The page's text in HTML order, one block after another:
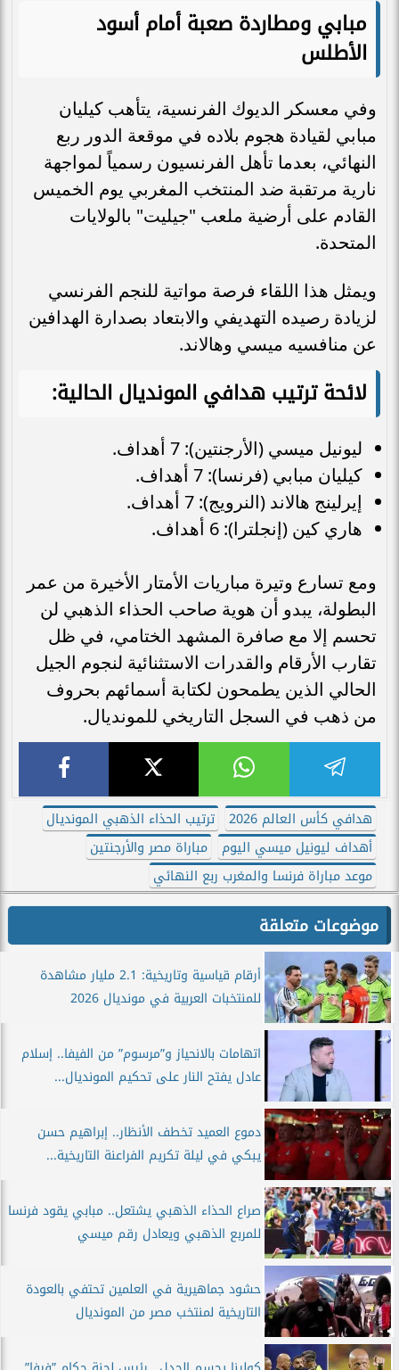
مبابي ومطاردة صعبة أمام أسود
الأطلس
وفي معسكر الديوك الفرنسية، يتأهب كيليان
مبابي لقيادة هجوم بلاده في موقعة الدور ربع
النهائي، بعدما تأهل الفرنسيون رسمياً لمواجهة
نارية مرتقبة ضد المنتخب المغربي يوم الخميس
القادم على أرضية ملعب "جيليت" بالولايات
المتحدة.
ويمثل هذا اللقاء فرصة مواتية للنجم الفرنسي
لزيادة رصيده التهديفي والابتعاد بصدارة الهدافين
عن منافسيه ميسي وهالاند.
لائحة ترتيب هدافي المونديال الحالية:
ليونيل ميسي (الأرجنتين): 7 أهداف.
كيليان مبابي (فرنسا): 7 أهداف.
إيرلينج هالاند (النرويج): 7 أهداف.
هاري كين (إنجلترا): 6 أهداف.
ومع تسارع وتيرة مباريات الأمتار الأخيرة من عمر
البطولة، يبدو أن هوية صاحب الحذاء الذهبي لن
تحسم إلا مع صافرة المشهد الختامي، في ظل
تقارب الأرقام والقدرات الاستثنائية لنجوم الجيل
الحالي الذين يطمحون لكتابة أسمائهم بحروف
من ذهب في السجل التاريخي للمونديال.
هدافي كأس العالم 2026
ترتيب الحذاء الذهبي المونديال
أهداف ليونيل ميسي اليوم
مباراة مصر والأرجنتين
موعد مباراة فرنسا والمغرب ربع النهائي
موضوعات متعلقة
أرقام قياسية وتاريخية: 2.1 مليار مشاهدة
للمنتخبات العربية في مونديال 2026
اتهامات بالانحياز و”مرسوم” من الفيفا.. إسلام
عادل يفتح النار على تحكيم المونديال...
دموع العميد تخطف الأنظار.. إبراهيم حسن
يبكي في ليلة تكريم الفراعنة التاريخية...
صراع الحذاء الذهبي يشتعل.. مبابي يقود فرنسا
للمربع الذهبي ويعادل رقم ميسي
حشود جماهيرية في العلمين تحتفي بالعودة
التاريخية لمنتخب مصر من المونديال